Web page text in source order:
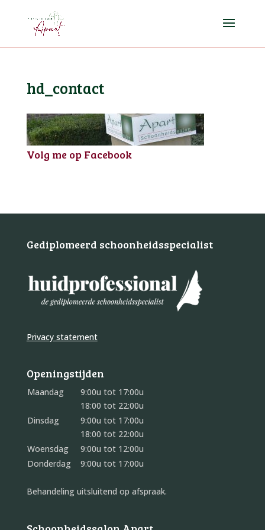
hd_contact
Volg me op Facebook
Gediplomeerd schoonheidsspecialist
Privacy statement
Openingstijden
Maandag
9:00u tot 17:00u
18:00 tot 22:00u
Dinsdag
9:00u tot 17:00u
18:00 tot 22:00u
Woensdag
9:00u tot 12:00u
Donderdag
9:00u tot 17:00u
Behandeling uitsluitend op afspraak.